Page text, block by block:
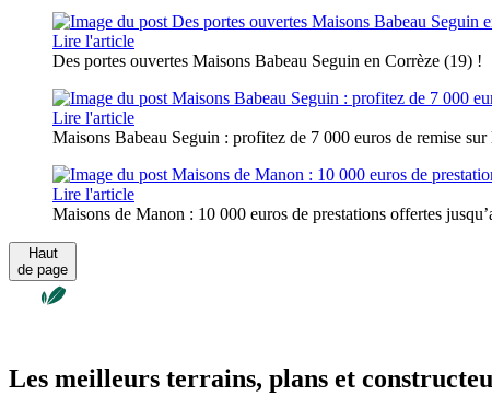
Lire l'article
Des portes ouvertes Maisons Babeau Seguin en Corrèze (19) !
Lire l'article
Maisons Babeau Seguin : profitez de 7 000 euros de remise
Lire l'article
Maisons de Manon : 10 000 euros de prestations offertes
Haut
de page
Les meilleurs terrains, plans et